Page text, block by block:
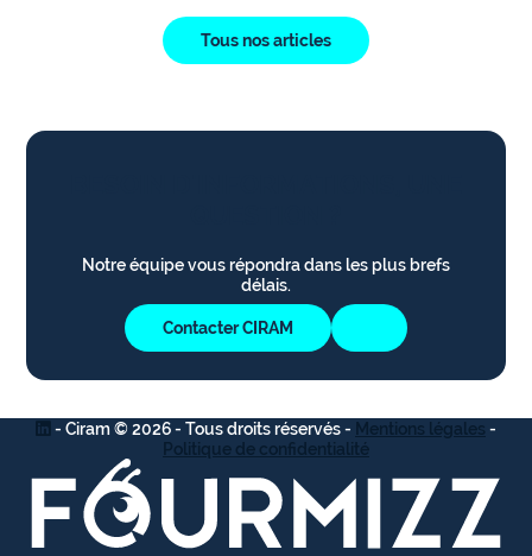
Tous nos articles
Notre équipe vous répondra dans les plus brefs
délais.
Contacter CIRAM
- Ciram © 2026 - Tous droits réservés - Mentions légales -
Politique de confidentialité